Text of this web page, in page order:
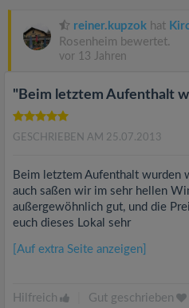
reiner.kupzok hat
Rosenheim bewertet.
vor 13 Jahren
"Beim letztem Aufenthalt
GESCHRIEBEN AM 25.07.2013
Beim letztem Aufenthalt wurden
auch saßen wir im sehr hellen
außergewöhnlich gut, und die
euch dieses Lokal sehr
[Auf extra Seite anzeigen]
Hilfreich Gut geschrieben
t
n